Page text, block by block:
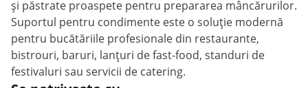
și păstrate proaspete pentru prepararea mâncărurilor.
Suportul pentru condimente este o soluție modernă
pentru bucătăriile profesionale din restaurante,
bistrouri, baruri, lanțuri de fast-food, standuri de
festivaluri sau servicii de catering.